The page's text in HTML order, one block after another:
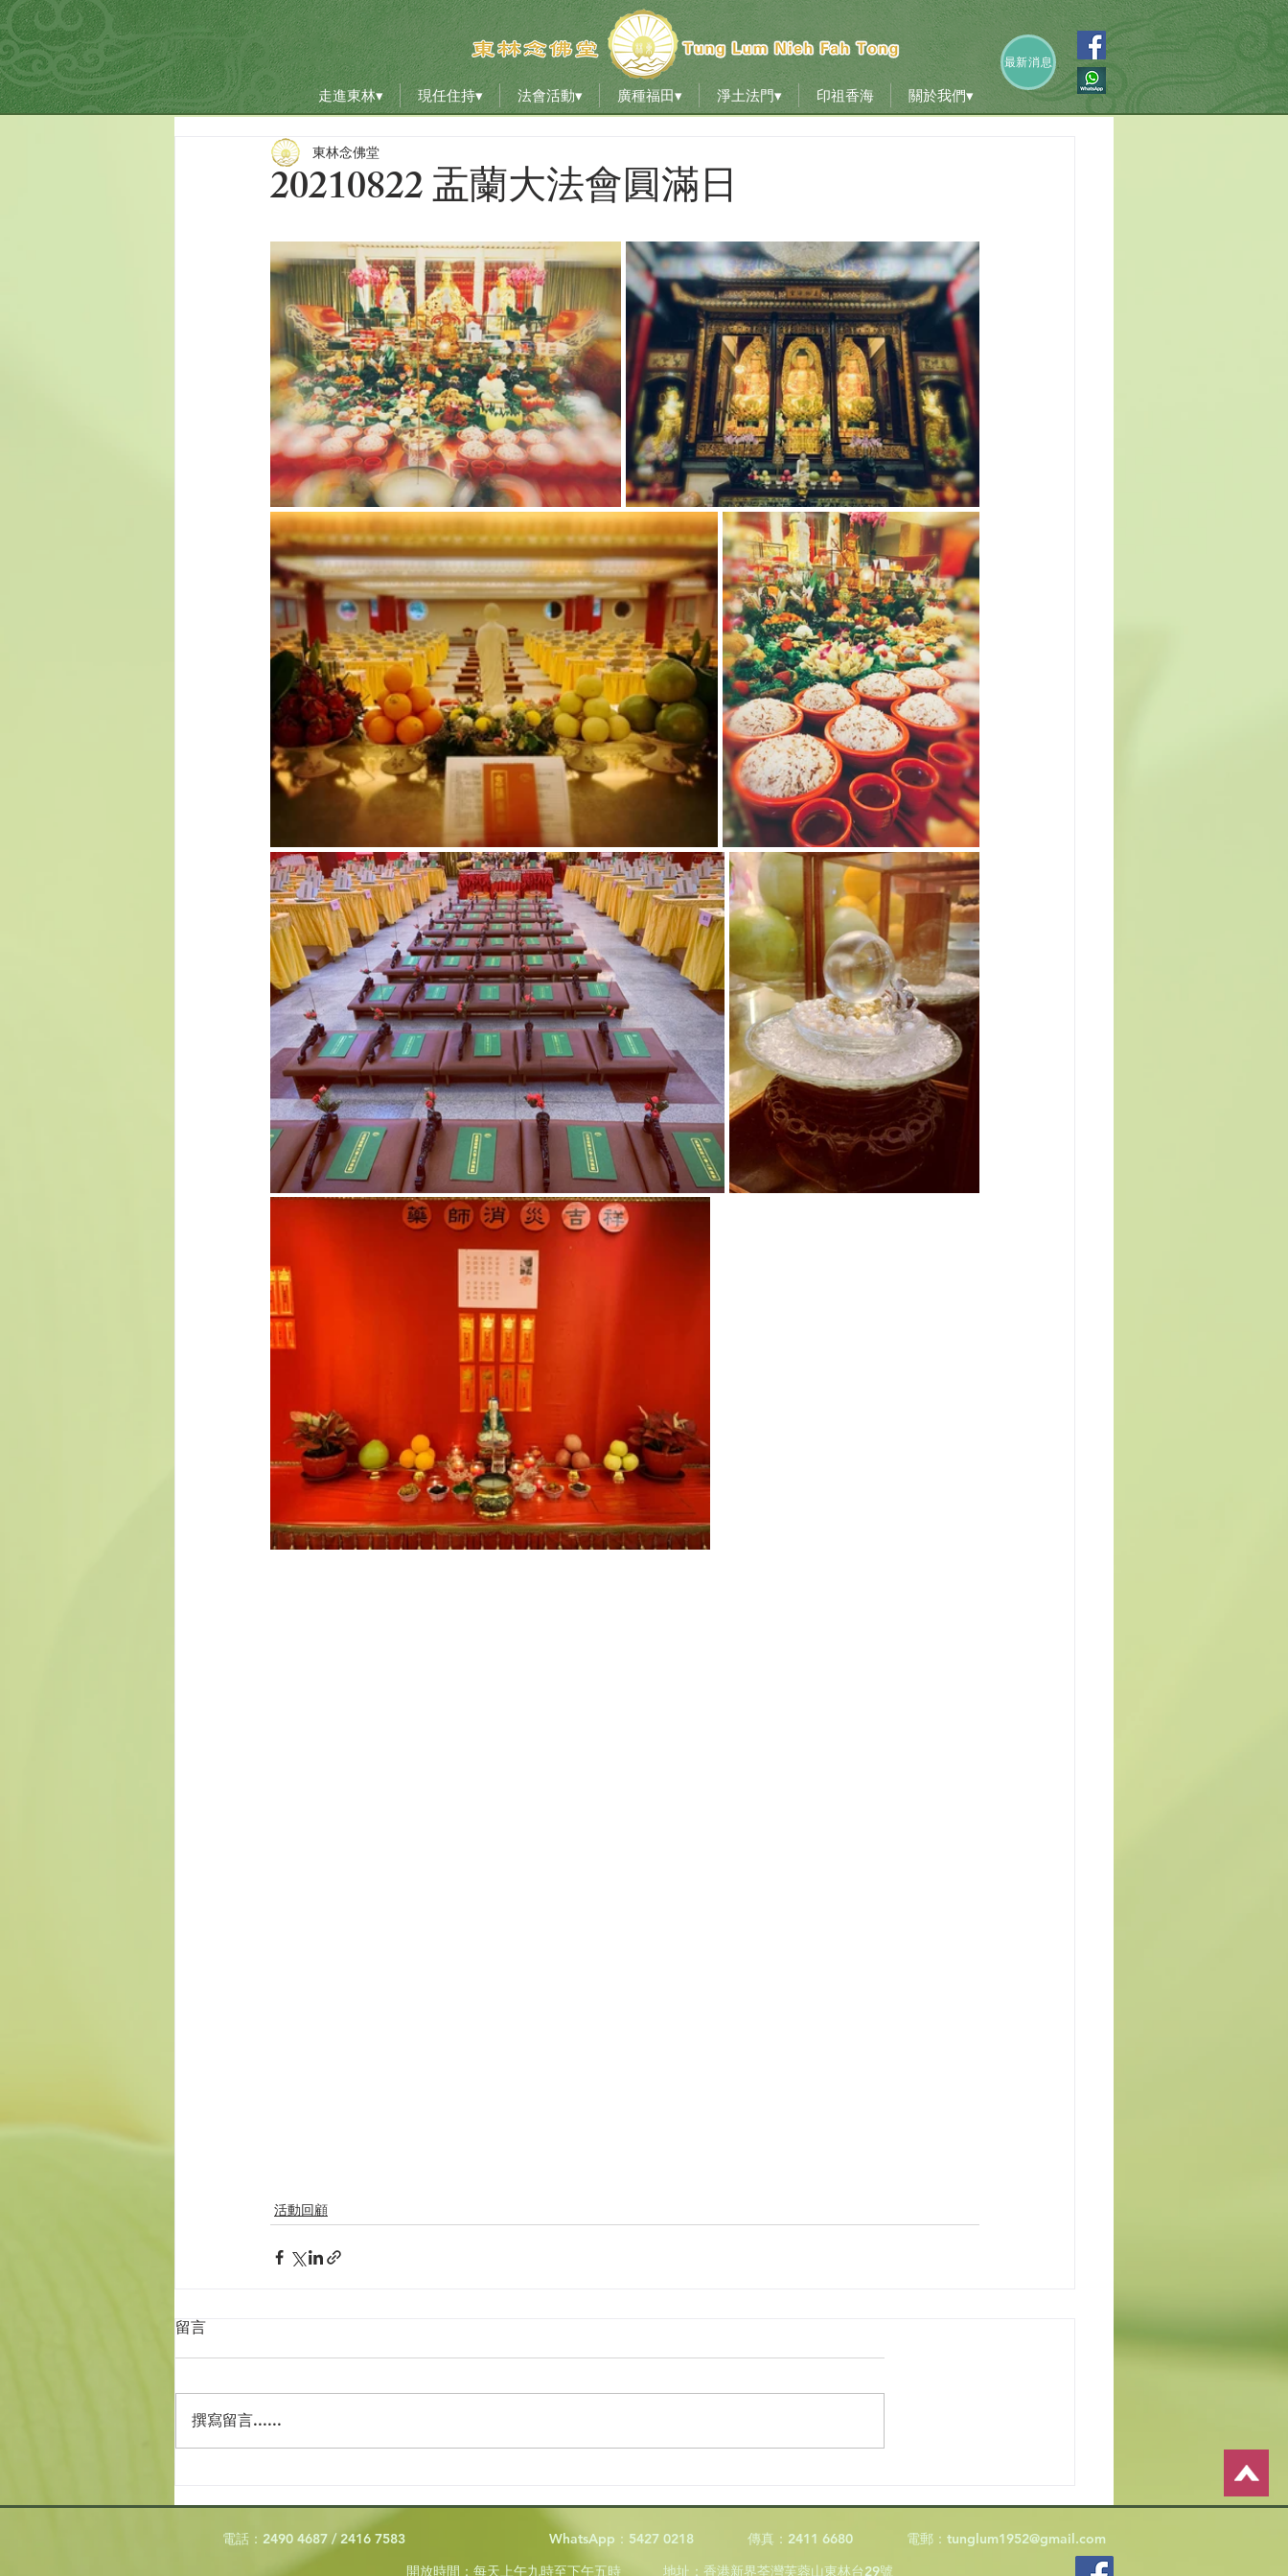
走進東林▾ 現任住持▾ 法會活動▾ 廣種福田▾ 淨土法門▾ 印祖香海 關於我們▾
走進東林▾ 現任住持▾ 法會活動▾ 廣種福田▾ 淨土法門▾ 印祖香海 關於我們▾
最新消息
20210822 盂蘭大法會圓滿日
東林念佛堂
活動回顧
留言
撰寫留言......
電話：2490 4687 / 2416 7583 WhatsApp：5427 0218 傳真：2411 6680 電郵： tunglum1952@gmail.com
開放時間 ： 每天上午九時至下午五時 地址：香港新界荃灣芙蓉山東林台29號